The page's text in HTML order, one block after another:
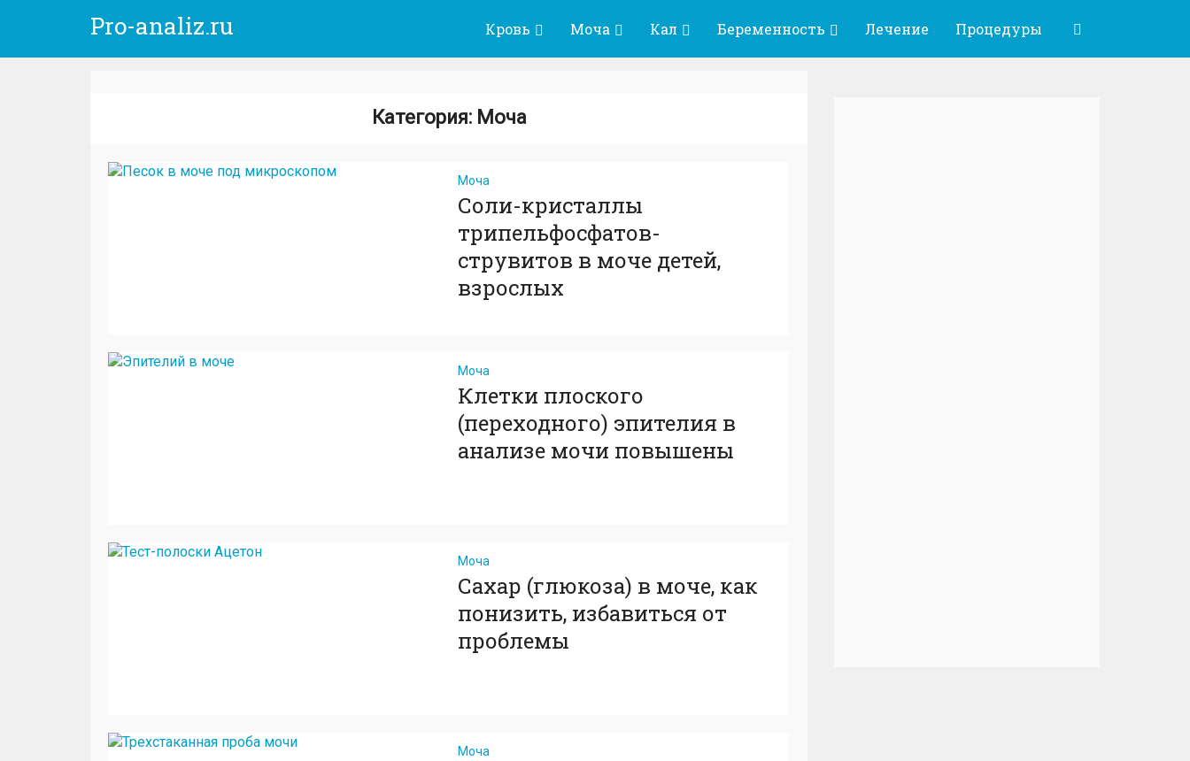
Pro-analiz.ru Кровь Моча Кал Беременность Лечение Процедуры
Категория: Моча
Моча
Соли-кристаллы
трипельфосфатов-
струвитов в моче детей,
взрослых
Моча
Клетки плоского
(переходного) эпителия в
анализе мочи повышены
Моча
Сахар (глюкоза) в моче, как
понизить, избавиться от
проблемы
Моча